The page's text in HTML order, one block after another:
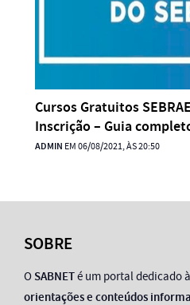
Cursos Gratuitos
Inscrição – Guia
ADMIN EM 06/08/2021, ÀS 20:50
SOBRE
O SABNETé um portal dedicado
orientações e conteúdos